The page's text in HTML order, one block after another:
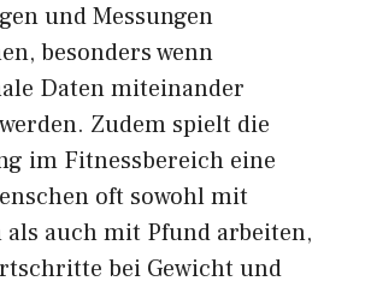
und Messungen
besonders wenn
Daten miteinander
Zudem spielt die
im Fitnessbereich eine
oft sowohl mit
auch mit Pfund arbeiten,
bei Gewicht und